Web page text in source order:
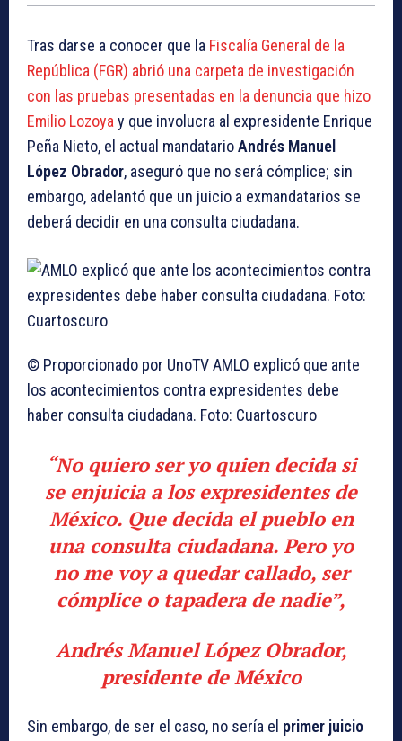
Tras darse a conocer que la Fiscalía General de la
República (FGR) abrió una carpeta de investigación
con las pruebas presentadas en la denuncia que hizo
Emilio Lozoya y que involucra al expresidente Enrique
Peña Nieto, el actual mandatarioAndrés Manuel
López Obrador, aseguró que no será cómplice; sin
embargo, adelantó que un juicio a exmandatarios se
deberá decidir en una consulta ciudadana.
© Proporcionado por UnoTVAMLO explicó que ante
los acontecimientos contra expresidentes debe
haber consulta ciudadana. Foto: Cuartoscuro
“No quiero ser yo quien decida si
se enjuicia a los expresidentes de
México. Que decida el pueblo en
una consulta ciudadana. Pero yo
no me voy a quedar callado, ser
cómplice o tapadera de nadie”,
Andrés Manuel López Obrador,
presidente de México
Sin embargo, de ser el caso, no sería el primer juicio